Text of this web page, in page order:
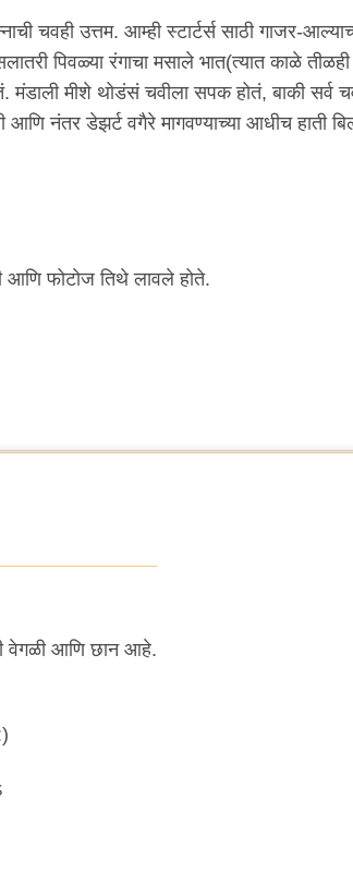
चवही उत्तम. आम्ही स्टार्टर्स साठी गाजर-
पिवळ्या रंगाचा मसाले भात(त्यात काळे तीळही
मीशे थोडंसं चवीला सपक होतं, बाकी सर्व
नंतर डेझर्ट वगैरे मागवण्याच्या आधीच हाती
आणि फोटोज तिथे लावले होते.
वेगळी आणि छान आहे.